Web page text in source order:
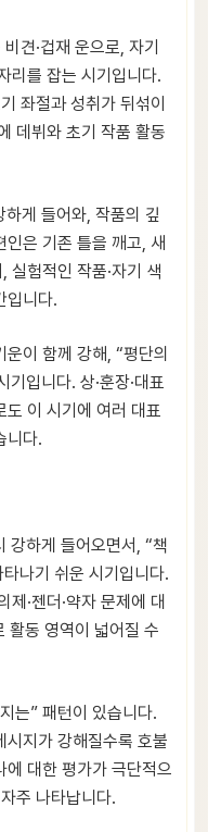
견·겁재 운으로, 자기
리를 잡는 시기입니다.
좌절과 성취가 뒤섞이
데뷔와 초기 작품 활동
게 들어와, 작품의 깊
은 기존 틀을 깨고, 새
실험적인 작품·자기 색
입니다.
이 함께 강해, “평단의
입니다. 상·훈장·대표
도 이 시기에 여러 대표
니다.
강하게 들어오면서, “책
나기 쉬운 시기입니다.
·젠더·약자 문제에 대
활동 영역이 넓어질 수
는” 패턴이 있습니다.
지가 강해질수록 호불
대한 평가가 극단적으
주 나타납니다.